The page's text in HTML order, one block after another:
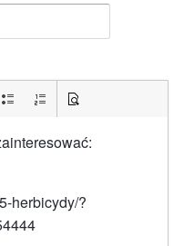
herbicydy/?